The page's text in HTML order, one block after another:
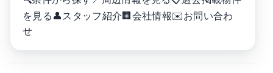
を見る 👤 スタッフ紹介 🏢 会社情報✉️お問い合わ
せ